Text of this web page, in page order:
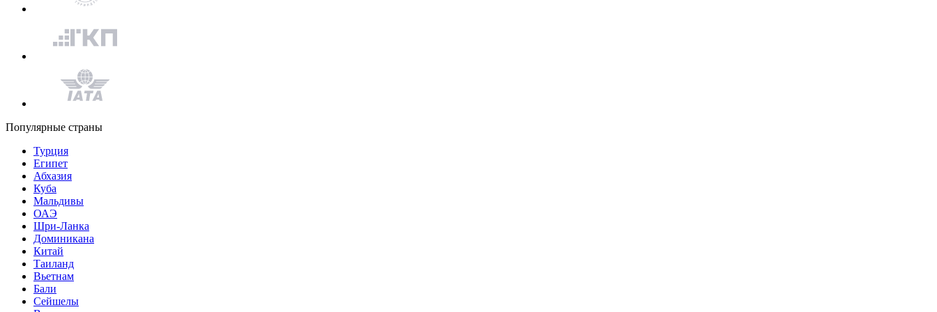
Популярные страны
Турция
Египет
Абхазия
Куба
Мальдивы
ОАЭ
Шри-Ланка
Доминикана
Китай
Таиланд
Вьетнам
Бали
Сейшелы